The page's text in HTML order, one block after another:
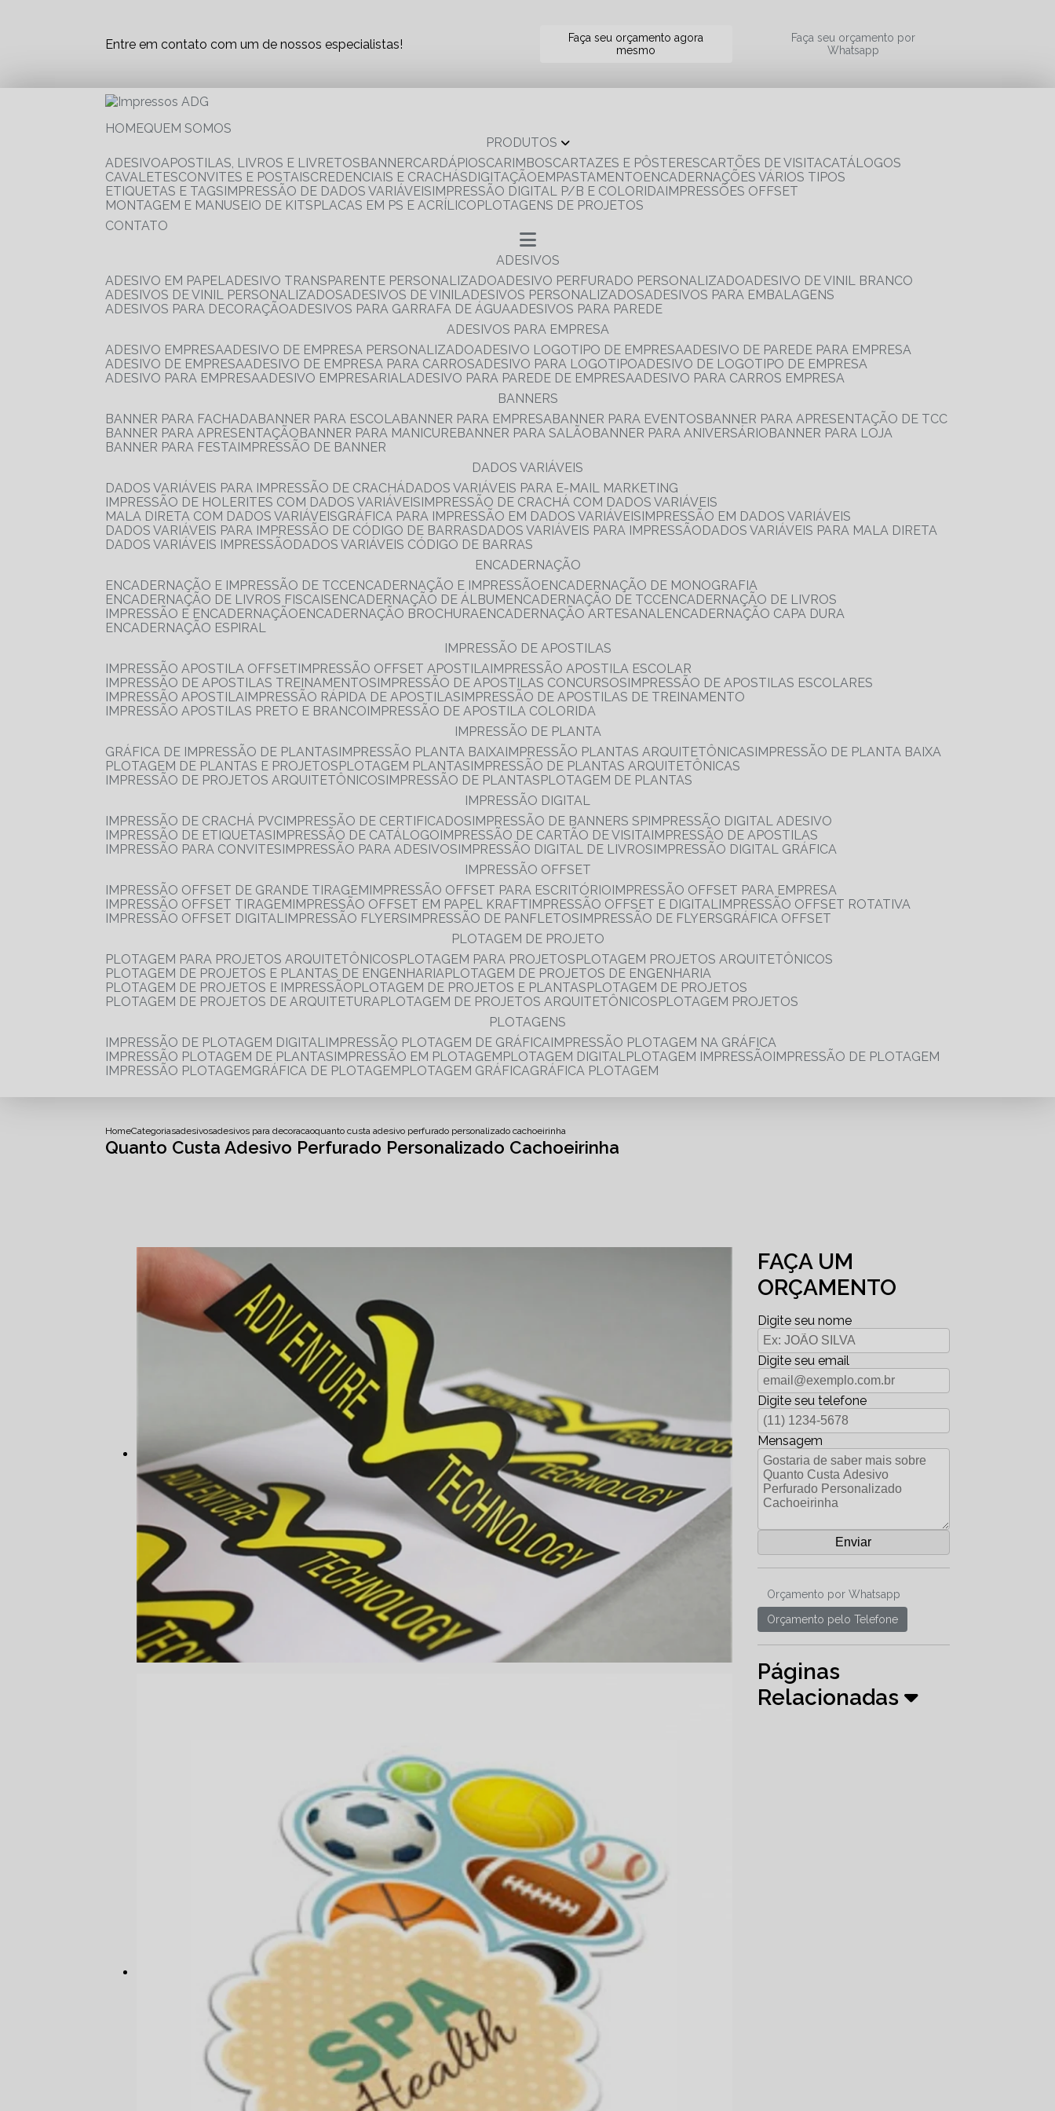
Entre em contato com um de nossos especialistas!
Faça seu orçamento agora
mesmo
Faça seu orçamento por
Whatsapp
HOME
QUEM SOMOS
PRODUTOS
ADESIVO
APOSTILAS, LIVROS E LIVRETOS BANNER CARDÁPIOS CARIMBOS CARTAZES E PÔSTERES CARTÕES DE VISITA
CATÁLOGOS
CAVALETES
CONVITES E POSTAIS CREDENCIAIS E CRACHÁS DIGITAÇÃO EMPASTAMENTO
ENCADERNAÇÕES VÁRIOS TIPOS
ETIQUETAS E TAGS IMPRESSÃO DE DADOS VARIÁVEIS IMPRESSÃO DIGITAL P/B E COLORIDA IMPRESSÕES OFFSET
MONTAGEM E MANUSEIO DE KITS
PLACAS EM PS E ACRÍLICO
PLOTAGENS DE PROJETOS
CONTATO
ADESIVOS
ADESIVO EM PAPEL
ADESIVO TRANSPARENTE PERSONALIZADO ADESIVO PERFURADO PERSONALIZADO
ADESIVO DE VINIL BRANCO
ADESIVOS DE VINIL PERSONALIZADOS
ADESIVOS DE VINIL ADESIVOS PERSONALIZADOS
ADESIVOS PARA EMBALAGENS
ADESIVOS PARA DECORAÇÃO
ADESIVOS PARA GARRAFA DE ÁGUA
ADESIVOS PARA PAREDE
ADESIVOS PARA EMPRESA
ADESIVO EMPRESA
ADESIVO DE EMPRESA PERSONALIZADO ADESIVO LOGOTIPO DE EMPRESA
ADESIVO DE PAREDE PARA EMPRESA
ADESIVO DE EMPRESA
ADESIVO DE EMPRESA PARA CARROS ADESIVO PARA LOGOTIPO
ADESIVO DE LOGOTIPO DE EMPRESA
ADESIVO PARA EMPRESA
ADESIVO EMPRESARIAL ADESIVO PARA PAREDE DE EMPRESA
ADESIVO PARA CARROS EMPRESA
BANNERS
BANNER PARA FACHADA
BANNER PARA ESCOLA BANNER PARA EMPRESA BANNER PARA EVENTOS
BANNER PARA APRESENTAÇÃO DE TCC
BANNER PARA APRESENTAÇÃO
BANNER PARA MANICURE BANNER PARA SALÃO BANNER PARA ANIVERSÁRIO
BANNER PARA LOJA
BANNER PARA FESTA IMPRESSÃO DE BANNER
DADOS VARIÁVEIS
DADOS VARIÁVEIS PARA IMPRESSÃO DE CRACHÁ
DADOS VARIÁVEIS PARA E-MAIL MARKETING
IMPRESSÃO DE HOLERITES COM DADOS VARIÁVEIS IMPRESSÃO DE CRACHÁ COM DADOS VARIÁVEIS
MALA DIRETA COM DADOS VARIÁVEIS
GRÁFICA PARA IMPRESSÃO EM DADOS VARIÁVEIS IMPRESSÃO EM DADOS VARIÁVEIS
DADOS VARIÁVEIS PARA IMPRESSÃO DE CÓDIGO DE BARRAS
DADOS VARIÁVEIS PARA IMPRESSÃO
DADOS VARIÁVEIS PARA MALA DIRETA
DADOS VARIÁVEIS IMPRESSÃO
DADOS VARIÁVEIS CÓDIGO DE BARRAS
ENCADERNAÇÃO
ENCADERNAÇÃO E IMPRESSÃO DE TCC
ENCADERNAÇÃO E IMPRESSÃO
ENCADERNAÇÃO DE MONOGRAFIA
ENCADERNAÇÃO DE LIVROS FISCAIS
ENCADERNAÇÃO DE ÁLBUM ENCADERNAÇÃO DE TCC
ENCADERNAÇÃO DE LIVROS
IMPRESSÃO E ENCADERNAÇÃO
ENCADERNAÇÃO BROCHURA ENCADERNAÇÃO ARTESANAL
ENCADERNAÇÃO CAPA DURA
ENCADERNAÇÃO ESPIRAL
IMPRESSÃO DE APOSTILAS
IMPRESSÃO APOSTILA OFFSET IMPRESSÃO OFFSET APOSTILA IMPRESSÃO APOSTILA ESCOLAR
IMPRESSÃO DE APOSTILAS TREINAMENTOS IMPRESSÃO DE APOSTILAS CONCURSOS IMPRESSÃO DE APOSTILAS ESCOLARES
IMPRESSÃO APOSTILA IMPRESSÃO RÁPIDA DE APOSTILAS IMPRESSÃO DE APOSTILAS DE TREINAMENTO
IMPRESSÃO APOSTILAS PRETO E BRANCO IMPRESSÃO DE APOSTILA COLORIDA
IMPRESSÃO DE PLANTA
GRÁFICA DE IMPRESSÃO DE PLANTAS IMPRESSÃO PLANTA BAIXA IMPRESSÃO PLANTAS ARQUITETÔNICAS IMPRESSÃO DE PLANTA BAIXA
PLOTAGEM DE PLANTAS E PROJETOS
PLOTAGEM PLANTAS IMPRESSÃO DE PLANTAS ARQUITETÔNICAS
IMPRESSÃO DE PROJETOS ARQUITETÔNICOS IMPRESSÃO DE PLANTAS
PLOTAGEM DE PLANTAS
IMPRESSÃO DIGITAL
IMPRESSÃO DE CRACHÁ PVC IMPRESSÃO DE CERTIFICADOS IMPRESSÃO DE BANNERS SP IMPRESSÃO DIGITAL ADESIVO
IMPRESSÃO DE ETIQUETAS IMPRESSÃO DE CATÁLOGO IMPRESSÃO DE CARTÃO DE VISITA IMPRESSÃO DE APOSTILAS
IMPRESSÃO PARA CONVITES IMPRESSÃO PARA ADESIVOS IMPRESSÃO DIGITAL DE LIVROS IMPRESSÃO DIGITAL GRÁFICA
IMPRESSÃO OFFSET
IMPRESSÃO OFFSET DE GRANDE TIRAGEM IMPRESSÃO OFFSET PARA ESCRITÓRIO IMPRESSÃO OFFSET PARA EMPRESA
IMPRESSÃO OFFSET TIRAGEM IMPRESSÃO OFFSET EM PAPEL KRAFT IMPRESSÃO OFFSET E DIGITAL IMPRESSÃO OFFSET ROTATIVA
IMPRESSÃO OFFSET DIGITAL IMPRESSÃO FLYERS IMPRESSÃO DE PANFLETOS IMPRESSÃO DE FLYERS
GRÁFICA OFFSET
PLOTAGEM DE PROJETO
PLOTAGEM PARA PROJETOS ARQUITETÔNICOS
PLOTAGEM PARA PROJETOS
PLOTAGEM PROJETOS ARQUITETÔNICOS
PLOTAGEM DE PROJETOS E PLANTAS DE ENGENHARIA
PLOTAGEM DE PROJETOS DE ENGENHARIA
PLOTAGEM DE PROJETOS E IMPRESSÃO
PLOTAGEM DE PROJETOS E PLANTAS
PLOTAGEM DE PROJETOS
PLOTAGEM DE PROJETOS DE ARQUITETURA
PLOTAGEM DE PROJETOS ARQUITETÔNICOS
PLOTAGEM PROJETOS
PLOTAGENS
IMPRESSÃO DE PLOTAGEM DIGITAL IMPRESSÃO PLOTAGEM DE GRÁFICA IMPRESSÃO PLOTAGEM NA GRÁFICA
IMPRESSÃO PLOTAGEM DE PLANTAS IMPRESSÃO EM PLOTAGEM PLOTAGEM DIGITAL PLOTAGEM IMPRESSÃO IMPRESSÃO DE PLOTAGEM
IMPRESSÃO PLOTAGEM
GRÁFICA DE PLOTAGEM PLOTAGEM GRÁFICA GRÁFICA PLOTAGEM
HomeCategoriasadesivosadesivos para decoracaoquanto custa adesivo perfurado personalizado cachoeirinha
Quanto Custa Adesivo Perfurado Personalizado Cachoeirinha
FAÇA UM
ORÇAMENTO
Digite seu nome
Digite seu email
Digite seu telefone
Mensagem
Orçamento por Whatsapp
Orçamento pelo Telefone
Páginas
Relacionadas